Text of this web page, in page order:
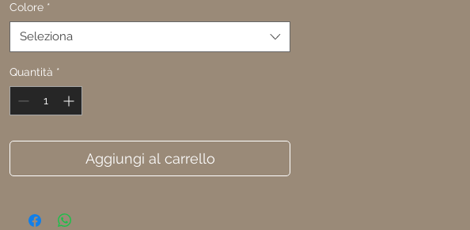
Colore *
Seleziona
Quantità *
Aggiungi al carrello